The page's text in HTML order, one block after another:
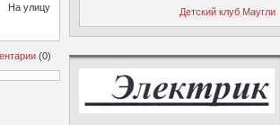
На улицу
(0)
Детский клуб Маугли